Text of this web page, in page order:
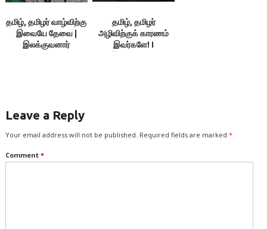
தமிழ், தமிழர் வாழ்விற்கு
இவையே தேவை |
இலக்குவனார்
தமிழ், தமிழர்
அழிவிற்குக் காரணம்
இவர்களே! I
Leave a Reply
Your email address will not be published. Required fields are marked *
Comment *